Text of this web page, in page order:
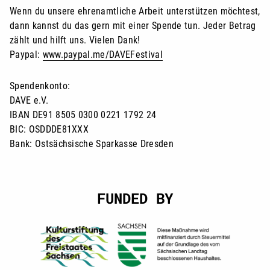
Wenn du unsere ehrenamtliche Arbeit unterstützen möchtest,
dann kannst du das gern mit einer Spende tun. Jeder Betrag
zählt und hilft uns. Vielen Dank!
Paypal: www.paypal.me/DAVEFestival
Spendenkonto:
DAVE e.V.
IBAN DE91 8505 0300 0221 1792 24
BIC: OSDDDE81XXX
Bank: Ostsächsische Sparkasse Dresden
FUNDED BY